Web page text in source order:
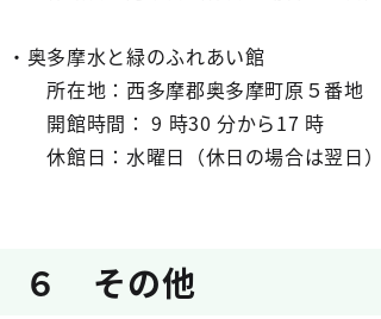
・奥多摩水と緑のふれあい館
所在地：西多摩郡奥多摩町原５番地
開館時間： 9 時30 分から17 時
休館日：水曜日（休日の場合は翌日）
６ その他